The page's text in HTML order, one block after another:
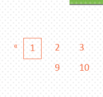
« 1 2 3
9
10